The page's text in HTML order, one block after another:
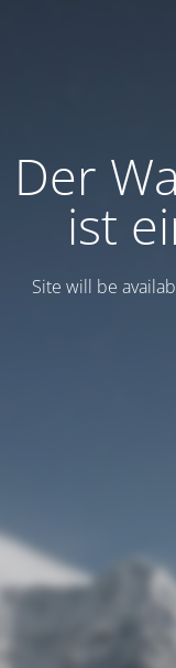
Der
ist
Site will be